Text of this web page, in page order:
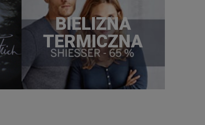
BIELIZNA
TERMICZNA